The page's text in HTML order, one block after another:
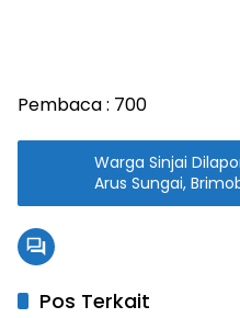
Pembaca : 700
Warga Sinjai
Arus Sungai,
Pos Terkait